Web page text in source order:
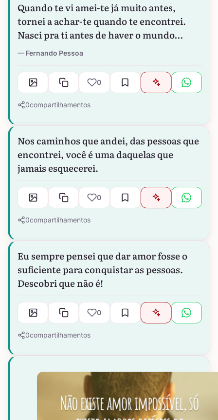
Quando te vi amei-te já muito antes,
tornei a achar-te quando te encontrei.
Nasci pra ti antes de haver o mundo…
Fernando Pessoa
0
0compartilhamentos
Nos caminhos que andei, das pessoas que
encontrei, você é uma daquelas que
jamais esquecerei.
0
0compartilhamentos
Eu sempre pensei que dar amor fosse o
suficiente para conquistar as pessoas.
Descobri que não é!
0
0compartilhamentos